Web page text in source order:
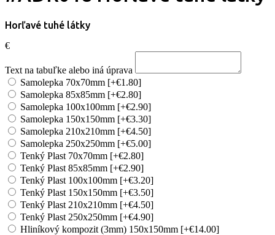
Horľavé tuhé látky
€
Text na tabuľke alebo iná úprava
Samolepka 70x70mm [+€1.80]
Samolepka 85x85mm [+€2.80]
Samolepka 100x100mm [+€2.90]
Samolepka 150x150mm [+€3.30]
Samolepka 210x210mm [+€4.50]
Samolepka 250x250mm [+€5.00]
Tenký Plast 70x70mm [+€2.80]
Tenký Plast 85x85mm [+€2.90]
Tenký Plast 100x100mm [+€3.20]
Tenký Plast 150x150mm [+€3.50]
Tenký Plast 210x210mm [+€4.50]
Tenký Plast 250x250mm [+€4.90]
Hliníkový kompozit (3mm) 150x150mm [+€14.00]